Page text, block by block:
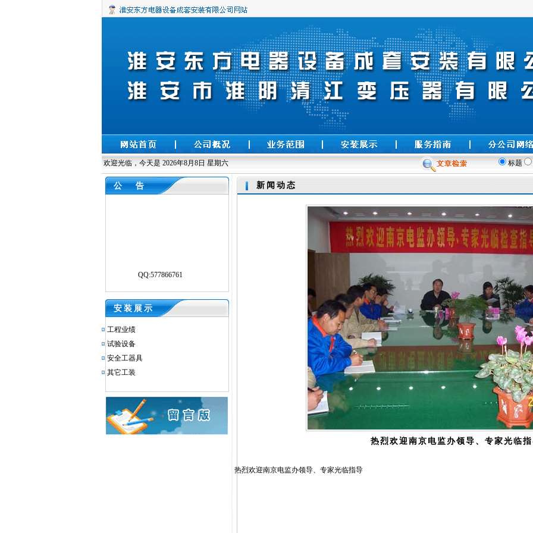
欢迎光临，今天是 2026年8月8日 星期六 标题
公 告
安装展示
工程业绩
试验设备
安全工器具
其它工装
新闻动态
热烈欢迎南京电监办领导、专家光临
热烈欢迎南京电监办领导、专家光临指导